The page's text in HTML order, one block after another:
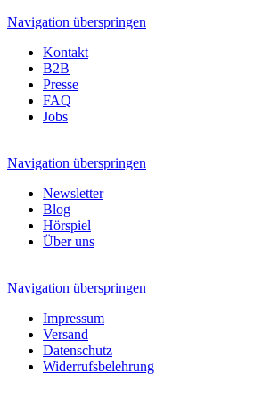
Navigation überspringen
Kontakt
B2B
Presse
FAQ
Jobs
Navigation überspringen
Newsletter
Blog
Hörspiel
Über uns
Navigation überspringen
Impressum
Versand
Datenschutz
Widerrufsbelehrung